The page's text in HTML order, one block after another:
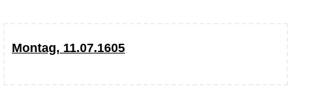
Montag, 11.07.1605